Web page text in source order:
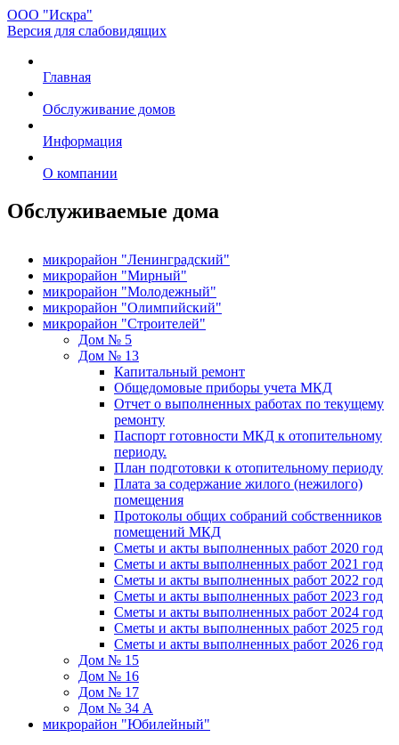
ООО "Искра"
Версия для слабовидящих
Главная
Обслуживание домов
Информация
О компании
Обслуживаемые дома
микрорайон "Ленинградский"
микрорайон "Мирный"
микрорайон "Молодежный"
микрорайон "Олимпийский"
микрорайон "Строителей"
Дом № 5
Дом № 13
Капитальный ремонт
Общедомовые приборы учета МКД
Отчет о выполненных работах по текущему
ремонту
Паспорт готовности МКД к отопительному
периоду.
План подготовки к отопительному периоду
Плата за содержание жилого (нежилого)
помещения
Протоколы общих собраний собственников
помещений МКД
Сметы и акты выполненных работ 2020 год
Сметы и акты выполненных работ 2021 год
Сметы и акты выполненных работ 2022 год
Сметы и акты выполненных работ 2023 год
Сметы и акты выполненных работ 2024 год
Сметы и акты выполненных работ 2025 год
Сметы и акты выполненных работ 2026 год
Дом № 15
Дом № 16
Дом № 17
Дом № 34 А
микрорайон "Юбилейный"